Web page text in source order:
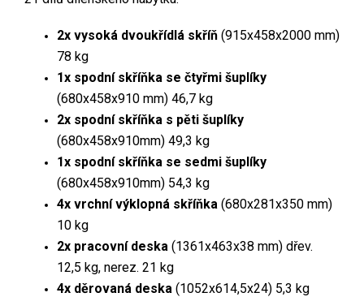
2x vysoká dvoukřídlá skříň (915x458x2000 mm)
78 kg
1x spodní skříňka se čtyřmi šuplíky
(680x458x910 mm) 46,7 kg
2x spodní skříňka s pěti šuplíky
(680x458x910mm) 49,3 kg
1x spodní skříňka se sedmi šuplíky
(680x458x910mm) 54,3 kg
4x vrchní výklopná skříňka (680x281x350 mm)
10 kg
2x pracovní deska (1361x463x38 mm) dřev.
12,5 kg, nerez. 21 kg
4x děrovaná deska (1052x614,5x24) 5,3 kg